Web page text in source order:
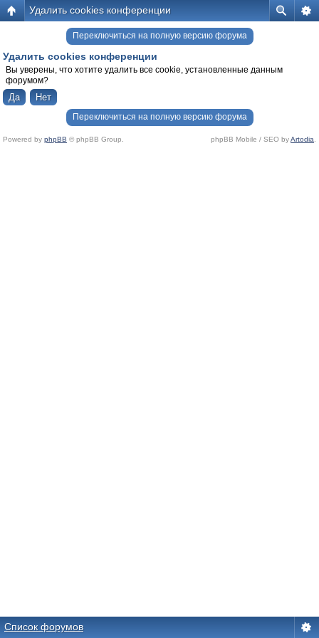
Удалить cookies конференции
Переключиться на полную версию форума
Удалить cookies конференции
Вы уверены, что хотите удалить все cookie, установленные данным
форумом?
Переключиться на полную версию форума
Powered by phpBB © phpBB Group. phpBB Mobile / SEO byArtodia
Список форумов